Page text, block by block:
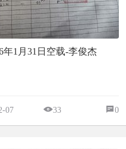
年1月31日空载-李俊杰
07 33 0